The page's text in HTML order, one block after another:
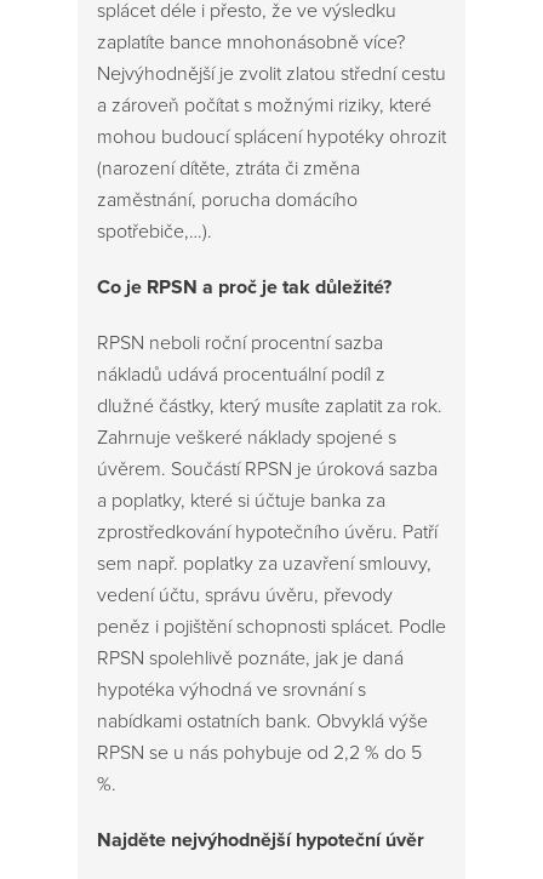
splácet déle i přesto, že ve výsledku
zaplatíte bance mnohonásobně více?
Nejvýhodnější je zvolit zlatou střední cestu
a zároveň počítat s možnými riziky, které
mohou budoucí splácení hypotéky ohrozit
(narození dítěte, ztráta či změna
zaměstnání, porucha domácího
spotřebiče,…).
Co je RPSN a proč je tak důležité?
RPSN neboli roční procentní sazba
nákladů udává procentuální podíl z
dlužné částky, který musíte zaplatit za rok.
Zahrnuje veškeré náklady spojené s
úvěrem. Součástí RPSN je úroková sazba
a poplatky, které si účtuje banka za
zprostředkování hypotečního úvěru. Patří
sem např. poplatky za uzavření smlouvy,
vedení účtu, správu úvěru, převody
peněz i pojištění schopnosti splácet. Podle
RPSN spolehlivě poznáte, jak je daná
hypotéka výhodná ve srovnání s
nabídkami ostatních bank. Obvyklá výše
RPSN se u nás pohybuje od 2,2 % do 5
%.
Najděte nejvýhodnější hypoteční úvěr